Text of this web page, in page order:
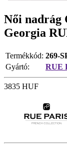
Női nadrág
Georgia
Termékkód: 269-
Gyártó:
RUE
3835 HUF